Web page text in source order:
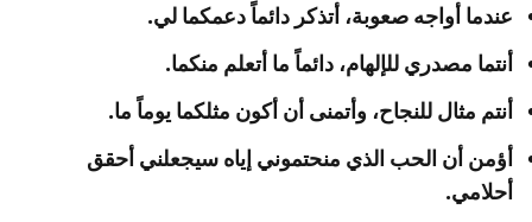
عندما أواجه صعوبة، أتذكر دائماً دعمكما لي.
أنتما مصدري للإلهام، دائماً ما أتعلم منكما.
أنتم مثال للنجاح، وأتمنى أن أكون مثلكما يوماً ما.
أؤمن أن الحب الذي منحتموني إياه سيجعلني أحقق
أحلامي.